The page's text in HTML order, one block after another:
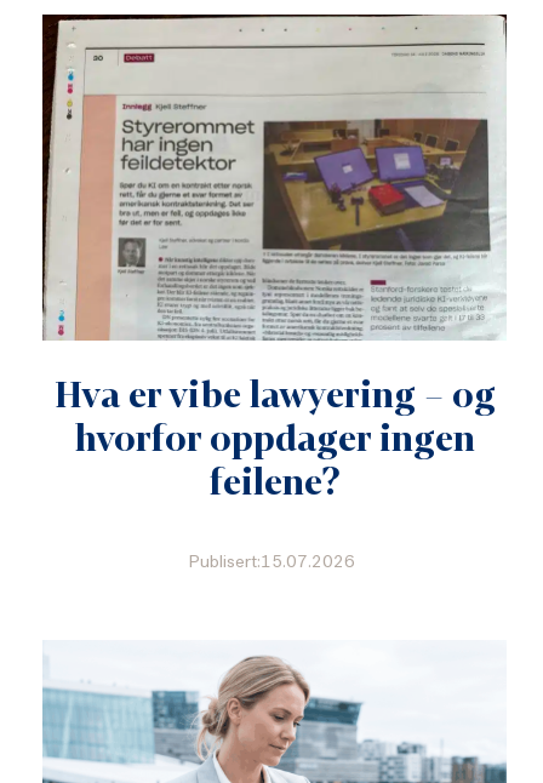
Hva er vibe lawyering – og
hvorfor oppdager ingen
feilene?
Publisert:15.07.2026